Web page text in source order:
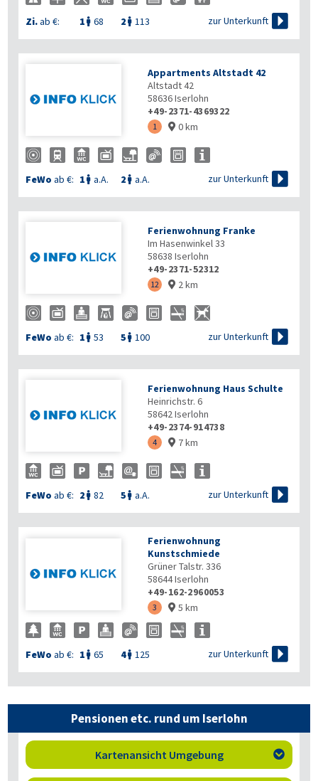
Zi.ab €: 1  68 2  113 zur Unterkunft 
Appartments Altstadt 42
Altstadt 42
58636Iserlohn
+49-2371-4369322
1  0 km
FeWo ab €: 1  a.A. 2  a.A. zur Unterkunft 
Ferienwohnung Franke
Im Hasenwinkel 33
58638 Iserlohn
+49-2371-52312
12  2 km
FeWo ab €: 1  53 5  100 zur Unterkunft 
Ferienwohnung Haus Schulte
Heinrichstr. 6
58642Iserlohn
+49-2374-914738
4  7 km
FeWo ab €: 2  82 5  a.A. zur Unterkunft 
Ferienwohnung
Kunstschmiede
Grüner Talstr. 336
58644Iserlohn
+49-162-2960053
3  5 km
FeWo ab €: 1  65 4 125 zur Unterkunft 
Pensionen etc. rund um Iserlohn
Kartenansicht Umgebung 